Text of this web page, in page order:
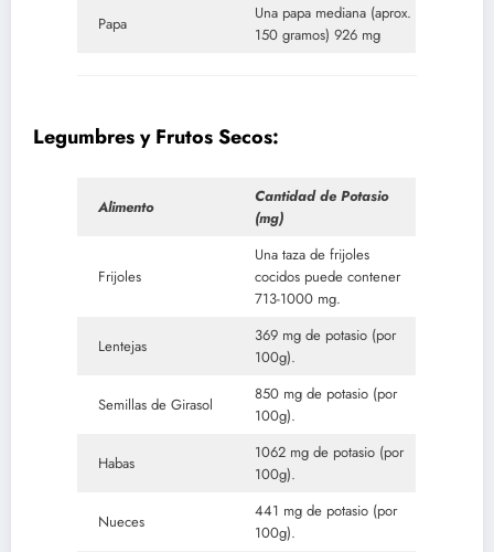
Papa
Una papa mediana (aprox.
150 gramos) 926 mg
Legumbres y Frutos Secos:
Alimento
Cantidad de Potasio
(mg)
Frijoles
Una taza de frijoles
cocidos puede contener
713-1000 mg.
Lentejas
369 mg de potasio (por
100g).
Semillas de Girasol
850 mg de potasio (por
100g).
Habas
1062 mg de potasio (por
100g).
Nueces
441 mg de potasio (por
100g).